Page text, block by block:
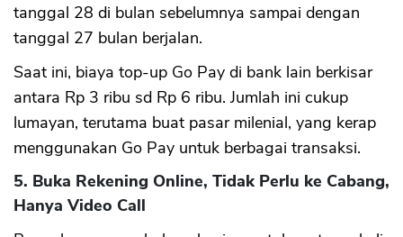
tanggal 28 di bulan sebelumnya sampai dengan
tanggal 27 bulan berjalan.
Saat ini, biaya top-up Go Pay di bank lain berkisar
antara Rp 3 ribu sd Rp 6 ribu. Jumlah ini cukup
lumayan, terutama buat pasar milenial, yang kerap
menggunakan Go Pay untuk berbagai transaksi.
5. Buka Rekening Online, Tidak Perlu ke Cabang,
Hanya Video Call